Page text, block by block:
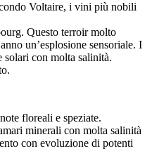
Voltaire, i vini più nobili
Questo terroir molto
un’esplosione sensoriale. I
con molta salinità.
floreali e speziate.
minerali con molta salinità
con evoluzione di potenti